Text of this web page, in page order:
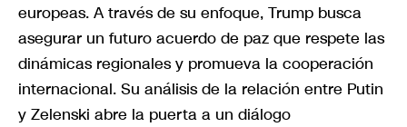
europeas. A través de su enfoque, Trump busca
asegurar un futuro acuerdo de paz que respete las
dinámicas regionales y promueva la cooperación
internacional. Su análisis de la relación entre Putin
y Zelenski abre la puerta a un diálogo